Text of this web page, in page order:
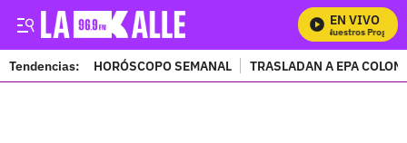
EN VIVO
Mira Todos Nuestros Programas
Tendencias: HORÓSCOPO SEMANAL TRASLADAN A EPA